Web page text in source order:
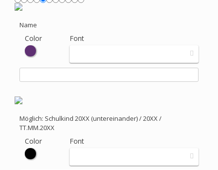
Name
Color Font
Möglich: Schulkind 20XX (untereinander) / 20XX /
TT.MM.20XX
Color Font